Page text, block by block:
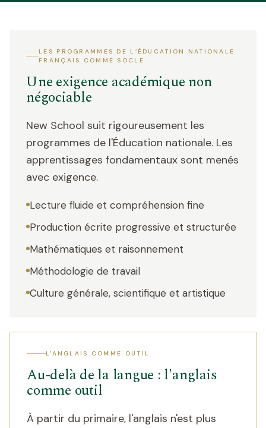
LES PROGRAMMES DE L’ÉDUCATION NATIONALE
FRANÇAIS COMME SOCLE
Une exigence académique non
négociable
New School suit rigoureusement les
programmes de l'Éducation nationale. Les
apprentissages fondamentaux sont menés
avec exigence.
Lecture fluide et compréhension fine
Production écrite progressive et structurée
Mathématiques et raisonnement
Méthodologie de travail
Culture générale, scientifique et artistique
L'ANGLAIS COMME OUTIL
Au-delà de la langue : l'anglais
comme outil
À partir du primaire, l'anglais n'est plus